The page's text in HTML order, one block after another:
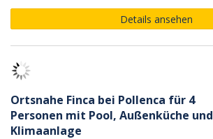
Details ansehen
Ortsnahe Finca bei Pollenca für 4
Personen mit Pool, Außenküche und
Klimaanlage